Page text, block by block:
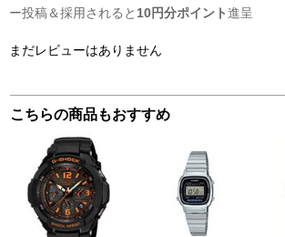
ー投稿＆採用されると 10円分ポイント進呈
まだレビューはありません
こちらの商品もおすすめ